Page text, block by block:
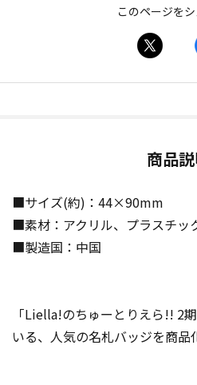
このページを
商品
■サイズ(約)：44×90mm
■素材：アクリル、プラスチッ
■製造国：中国
「Liella!のちゅーとりえら!! 2
いる、人気の名札バッジを商品